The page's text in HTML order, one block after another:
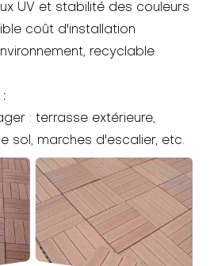
UV et stabilité des couleurs
coût d'installation
recyclable
: terrasse extérieure,
sol, marches d'escalier, etc.